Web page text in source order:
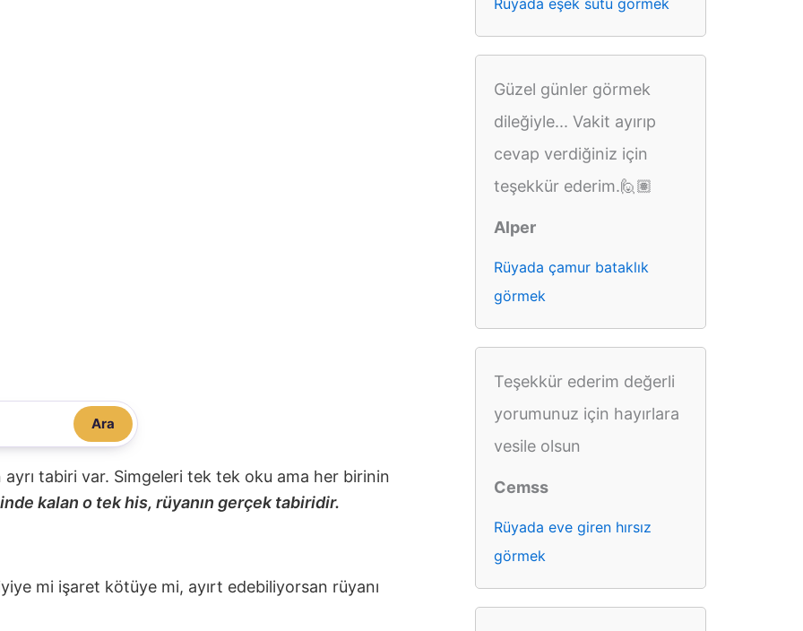
Ara
tabiri var. Simgeleri tek tek oku ama her birinin
kalan o tek his, rüyanın gerçek tabiridir.
mi işaret kötüye mi, ayırt edebiliyorsan rüyanı
Rüyada eşek sütü görmek
Güzel günler görmek
dileğiyle... Vakit ayırıp
cevap verdiğiniz için
teşekkür ederim.🙋🏽
Alper
Rüyada çamur bataklık
görmek
Teşekkür ederim değerli
yorumunuz için hayırlara
vesile olsun
Cemss
Rüyada eve giren hırsız
görmek